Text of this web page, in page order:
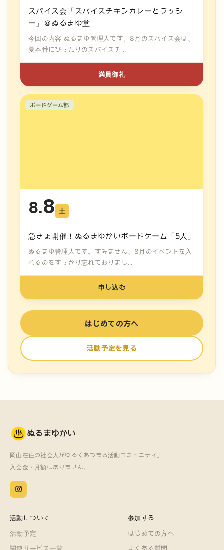
スパイス会「スパイスチキンカレーとラッシ
ー」＠ぬるまゆ堂
今回の内容 ぬるまゆ管理人です。8月のスパイス会は、
夏本番にぴったりのスパイスチ...
満員御礼
ボードゲーム部
8.8 土
急きょ開催！ぬるまゆかいボードゲーム「5人」
ぬるまゆ管理人です。すみません、8月のイベントを入
れるのをすっかり忘れておりまし...
申し込む
はじめての方へ
活動予定を見る
ぬるまゆかい
岡山在住の社会人がゆるくあつまる活動コミュニティ。
入会金・月額はありません。
活動について
活動予定
関連サービス一覧
参加する
はじめての方へ
よくある質問